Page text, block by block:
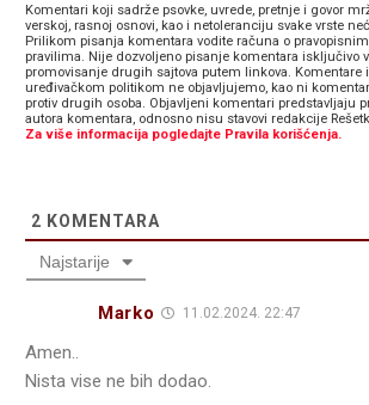
Komentari koji sadrže psovke, uvrede, pretnje i govor
verskoj, rasnoj osnovi, kao i netoleranciju svake vrste
Prilikom pisanja komentara vodite računa o
pravilima. Nije dozvoljeno pisanje komentara isključivo
promovisanje drugih sajtova putem linkova. Komentare
uređivačkom politikom ne objavljujemo, kao ni
protiv drugih osoba. Objavljeni komentari predstavljaju
autora komentara, odnosno nisu stavovi redakcije
Za više informacija pogledajte Pravila korišćenja.
2 KOMENTARA
Najstarije
Marko 11.02.2024. 22:47
Amen..
Nista vise ne bih dodao.